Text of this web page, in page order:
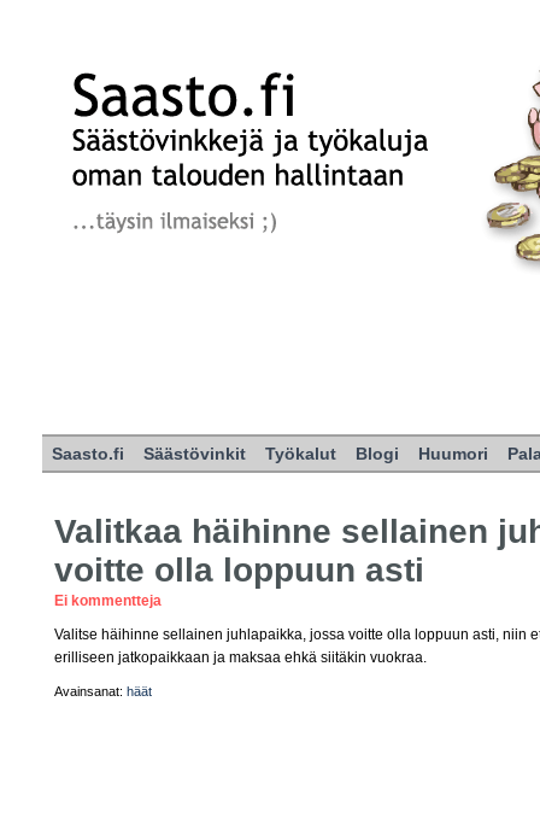
Saasto.fi Säästövinkit Työkalut Blogi Huumori
Valitkaa häihinne sellainen
voitte olla loppuun asti
Ei kommentteja
Valitse häihinne sellainen juhlapaikka, jossa voitte olla loppuun asti, niin
erilliseen jatkopaikkaan ja maksaa ehkä siitäkin vuokraa.
Avainsanat: häät